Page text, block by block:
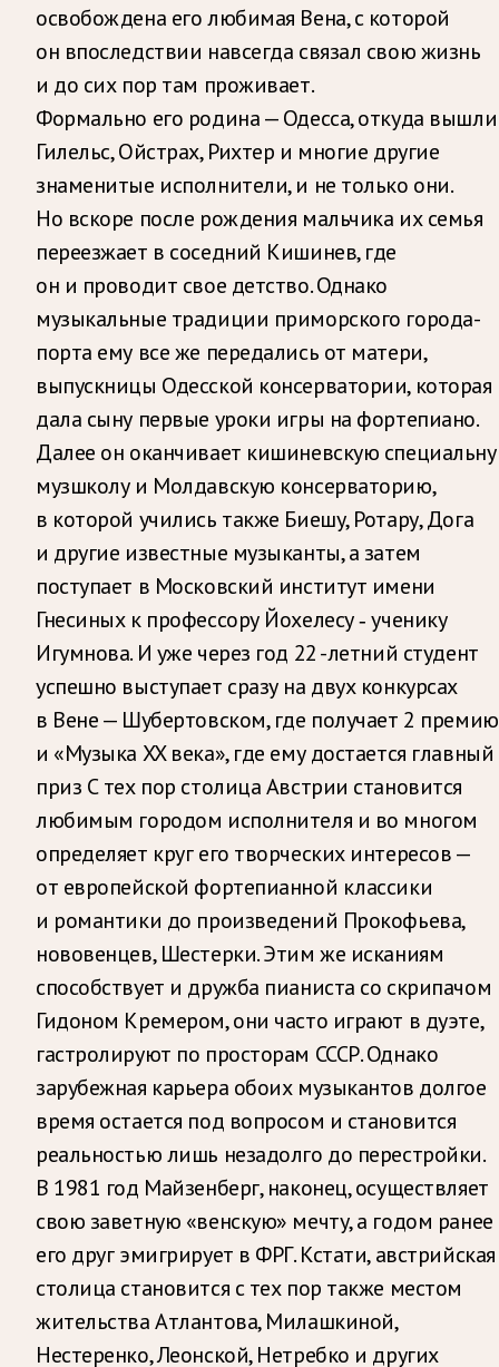
освобождена его любимая Вена, с которой
он впоследствии навсегда связал свою жизнь
и до сих пор там проживает.
Формально его родина — Одесса, откуда вышли
Гилельс, Ойстрах, Рихтер и многие другие
знаменитые исполнители, и не только они.
Но вскоре после рождения мальчика их семья
переезжает в соседний Кишинев, где
он и проводит свое детство. Однако
музыкальные традиции приморского города-
порта ему все же передались от матери,
выпускницы Одесской консерватории, которая
дала сыну первые уроки игры на фортепиано.
Далее он оканчивает кишиневскую
музшколу и Молдавскую консерваторию,
в которой учились также Биешу, Ротару, Дога
и другие известные музыканты, а затем
поступает в Московский институт имени
Гнесиных к профессору Йохелесу ‑ ученику
Игумнова. И уже через год 22 -летний студент
успешно выступает сразу на двух конкурсах
в Вене — Шубертовском, где получает 2
и «Музыка XX века», где ему достается главный
приз С тех пор столица Австрии становится
любимым городом исполнителя и во многом
определяет круг его творческих интересов —
от европейской фортепианной классики
и романтики до произведений Прокофьева,
нововенцев, Шестерки. Этим же исканиям
способствует и дружба пианиста со скрипачом
Гидоном Кремером, они часто играют в дуэте,
гастролируют по просторам СССР. Однако
зарубежная карьера обоих музыкантов долгое
время остается под вопросом и становится
реальностью лишь незадолго до перестройки.
В 1981 год Майзенберг, наконец, осуществляет
свою заветную «венскую» мечту, а годом ранее
его друг эмигрирует в ФРГ. Кстати, австрийская
столица становится с тех пор также местом
жительства Атлантова, Милашкиной,
Нестеренко, Леонской, Нетребко и других